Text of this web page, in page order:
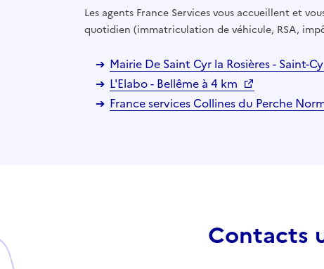
Les agents France Services vous accueillent et
quotidien (immatriculation de véhicule, RSA,
Mairie De Saint Cyr la Rosières - Saint-
L'Elabo - Bellême à 4 km
France services Collines du Perche
Contacts